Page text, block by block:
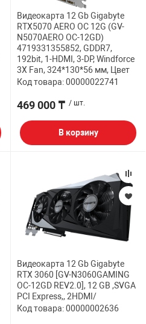
PCI АДАПТЕРЫ
USB
USB ХАБЫ
CARD RIDER
НАБОР ДЛЯ
CD-DVD ДИСКИ
ЛЕНТА ДЛЯ
Видеокарта 12 Gb Gigabyte
RTX5070 AERO OC 12G (GV-
N5070AERO OC-12GD)
4719331355852, GDDR7,
192bit, 1-HDMI, 3-DP, Windforce
3X Fan, 324*130*56 мм, Цвет
Код товара: 00000022741
469 000 ₸ / шт.
В корзину
Видеокарта 12 Gb Gigabyte
RTX 3060 [GV-N3060GAMING
OC-12GD REV2.0], 12 GB ,SVGA
PCI Express,, 2HDMI/
Код товара: 00000002636